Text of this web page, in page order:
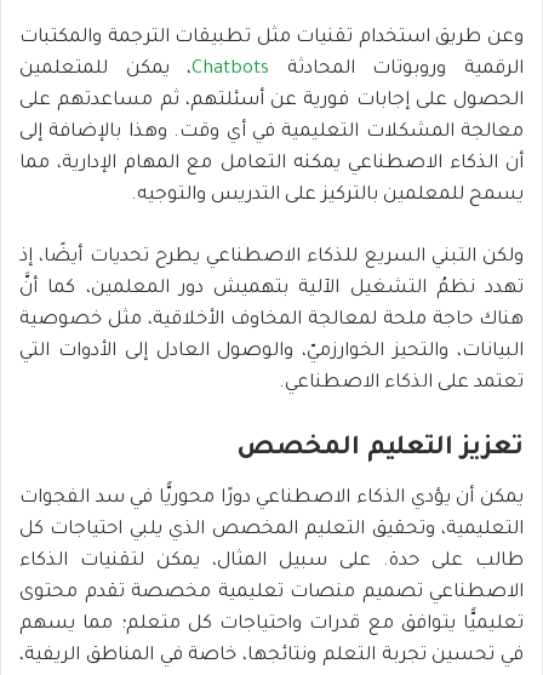
وعن طريق استخدام تقنيات مثل تطبيقات الترجمة والمكتبات
الرقمية وروبوتات المحادثة Chatbots، يمكن للمتعلمين
الحصول على إجابات فورية عن أسئلتهم، ثم مساعدتهم على
معالجة المشكلات التعليمية في أي وقت. وهذا بالإضافة إلى
أن الذكاء الاصطناعي يمكنه التعامل مع المهام الإدارية، مما
يسمح للمعلمين بالتركيز على التدريس والتوجيه.
ولكن التبني السريع للذكاء الاصطناعي يطرح تحديات أيضًا، إذ
تهدد نظمُ التشغيل الآلية بتهميش دور المعلمين، كما أنَّ
هناك حاجة ملحة لمعالجة المخاوف الأخلاقية، مثل خصوصية
البيانات، والتحيز الخوارزميّ، والوصول العادل إلى الأدوات التي
تعتمد على الذكاء الاصطناعي.
تعزيز التعليم المخصص
يمكن أن يؤدي الذكاء الاصطناعي دورًا محوريًّا في سد الفجوات
التعليمية، وتحقيق التعليم المخصص الذي يلبي احتياجات كل
طالب على حدة. على سبيل المثال، يمكن لتقنيات الذكاء
الاصطناعي تصميم منصات تعليمية مخصصة تقدم محتوى
تعليميًّا يتوافق مع قدرات واحتياجات كل متعلم؛ مما يسهم
في تحسين تجربة التعلم ونتائجها، خاصة في المناطق الريفية،